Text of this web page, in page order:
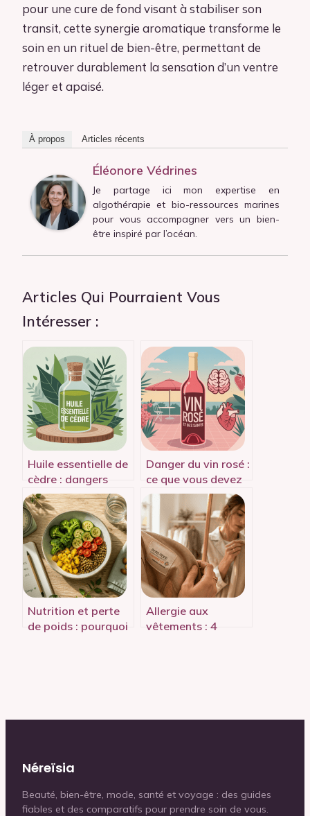
pour une cure de fond visant à stabiliser son
transit, cette synergie aromatique transforme le
soin en un rituel de bien-être, permettant de
retrouver durablement la sensation d’un ventre
léger et apaisé.
À propos Articles récents
Éléonore Védrines
Je partage ici mon expertise en
algothérapie et bio-ressources marines
pour vous accompagner vers un bien-
être inspiré par l’océan.
Articles Qui Pourraient Vous
Intéresser :
Huile essentielle de
cèdre : dangers
réels, précautions
et usages sûrs
Danger du vin rosé :
ce que vous devez
vraiment savoir
pour votre santé
Nutrition et perte
de poids : pourquoi
Allergie aux
vêtements : 4
peau
Néreïsia
Beauté, bien-être, mode, santé et voyage : des guides
fiables et des comparatifs pour prendre soin de vous.